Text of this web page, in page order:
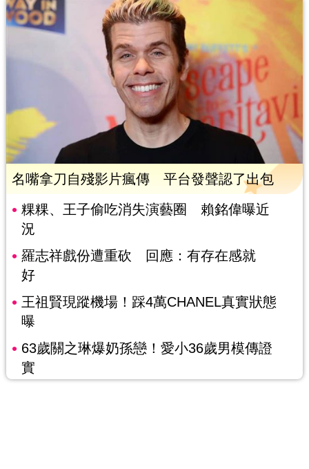
名嘴拿刀自殘影片瘋傳 平台發聲認了出包
粿粿、王子偷吃消失演藝圈 賴銘偉曝近
況
羅志祥戲份遭重砍 回應：有存在感就
好
王祖賢現蹤機場！踩4萬CHANEL真實狀態
曝
63歲關之琳爆奶孫戀！愛小36歲男模傳證
實